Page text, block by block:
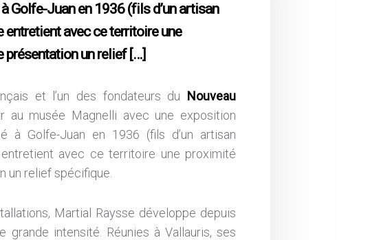
Golfe-Juan en 1936 (fils d’un artisan
entretient avec ce territoire une
présentation un relief […]
et l’un des fondateurs du Nouveau
au musée Magnelli avec une exposition
à Golfe-Juan en 1936 (fils d’un artisan
avec ce territoire une proximité
un relief spécifique.
Martial Raysse développe depuis
grande intensité. Réunies à Vallauris, ses